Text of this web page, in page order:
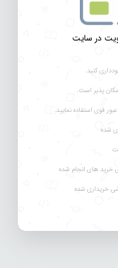
در سایت
کنید.
پذیر است.
قوی استفاده نمایید.
شده
خرید های انجام شده
خریداری شده